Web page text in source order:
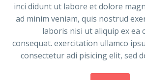
inci didunt ut labore et dolore
ad minim veniam, quis nostrud
laboris nisi ut aliquip ex ea
consequat. exercitation ullamco
consectetur adi pisicing elit, sed